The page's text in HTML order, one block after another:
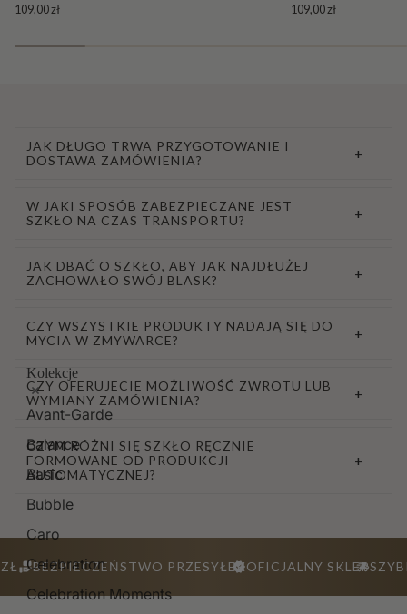
Kolekcje
Avant-Garde
Balance
Basic
Bubble
Caro
Celebration
Celebration Moments
109,00 zł 109,00 zł
JAK DŁUGO TRWA PRZYGOTOWANIE I
DOSTAWA ZAMÓWIENIA?
+
W JAKI SPOSÓB ZABEZPIECZANE JEST
SZKŁO NA CZAS TRANSPORTU?
+
JAK DBAĆ O SZKŁO, ABY JAK NAJDŁUŻEJ
ZACHOWAŁO SWÓJ BLASK?
+
CZY WSZYSTKIE PRODUKTY NADAJĄ SIĘ DO
MYCIA W ZMYWARCE?
+
CZY OFERUJECIE MOŻLIWOŚĆ ZWROTU LUB
WYMIANY ZAMÓWIENIA?
+
CZYM RÓŻNI SIĘ SZKŁO RĘCZNIE
FORMOWANE OD PRODUKCJI
AUTOMATYCZNEJ?
+
BEZPIECZEŃSTWO PRZESYŁEKOFICJALNY SKLEP